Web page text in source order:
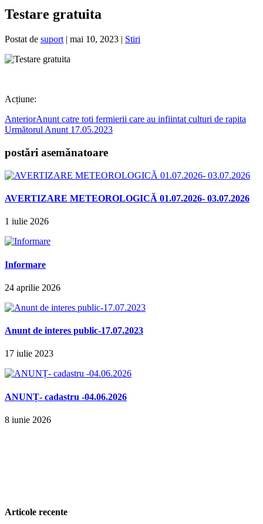
Testare gratuita
Postat de suport | mai 10, 2023 | Stiri
Acțiune:
AnteriorAnunt catre toti fermierii care au infiintat culturi de rapita
Următorul Anunt 17.05.2023
postări asemănatoare
AVERTIZARE METEOROLOGICĂ 01.07.2026- 03.07.2026
1 iulie 2026
Informare
24 aprilie 2026
Anunt de interes public-17.07.2023
17 iulie 2023
ANUNȚ- cadastru -04.06.2026
8 iunie 2026
Articole recente